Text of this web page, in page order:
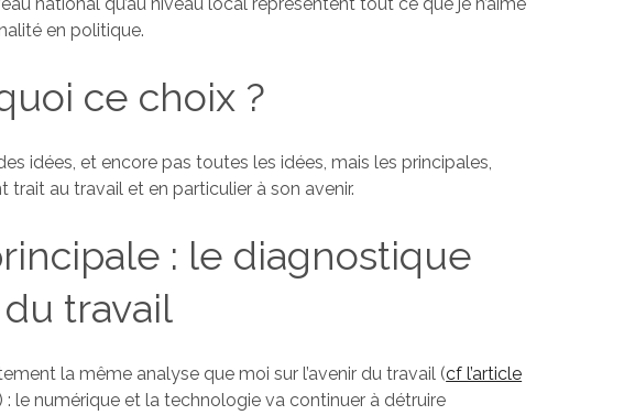
en politique.
ce choix ?
idées, et encore pas toutes les idées, mais les principales,
trait au travail et en particulier à son avenir.
: le diagnostique
du travail
la même analyse que moi sur l’avenir du travail (cf l’article
) : le numérique et la technologie va continuer à détruire